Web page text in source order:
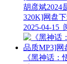
胡彦斌2024
320K]网盘
2025-04-15
《黑神话